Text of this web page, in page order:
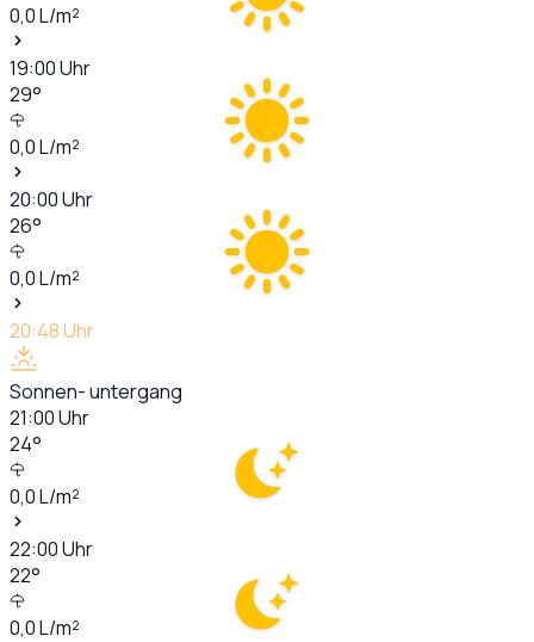
0,0L/m²
19:00Uhr
29°
0,0L/m²
20:00Uhr
26°
0,0L/m²
20:48Uhr
Sonnen- untergang
21:00Uhr
24°
0,0L/m²
22:00Uhr
22°
0,0L/m²